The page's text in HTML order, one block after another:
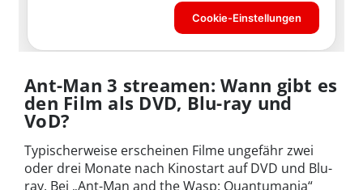
Ant-Man 3 streamen: Wann gibt es
den Film als DVD, Blu-ray und
VoD?
Typischerweise erscheinen Filme ungefähr zwei
oder drei Monate nach Kinostart auf DVD und Blu-
ray. Bei „Ant-Man and the Wasp: Quantumania“